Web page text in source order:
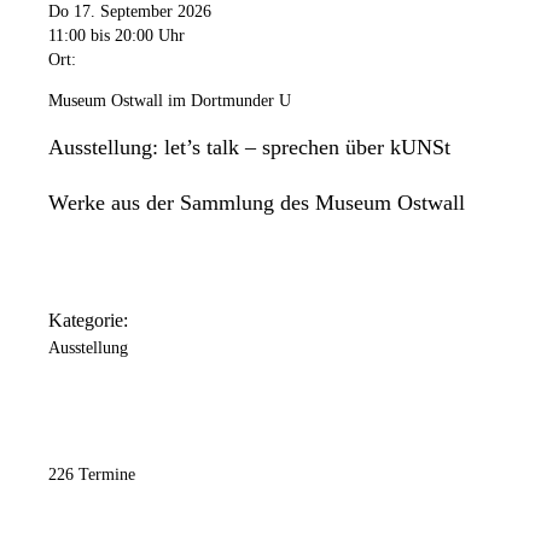
Do 17. September 2026
11:00 bis 20:00 Uhr
Ort:
Museum Ostwall im Dortmunder U
Ausstellung: let’s talk – sprechen über kUNSt
Werke aus der Sammlung des Museum Ostwall
Kategorie:
Ausstellung
226 Termine